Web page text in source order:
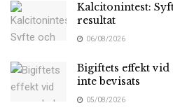
Kalcitonintest:
resultat
06/08/2026
Bigiftets effekt
inte bevisats
05/08/2026